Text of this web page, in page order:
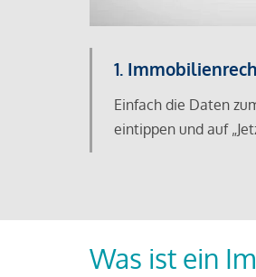
1.
Einfach die Daten
eintippen und auf
Was ist ein